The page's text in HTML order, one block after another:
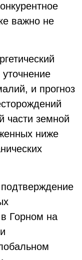
важно не
и прогноз
части земной
ниже
Горном на